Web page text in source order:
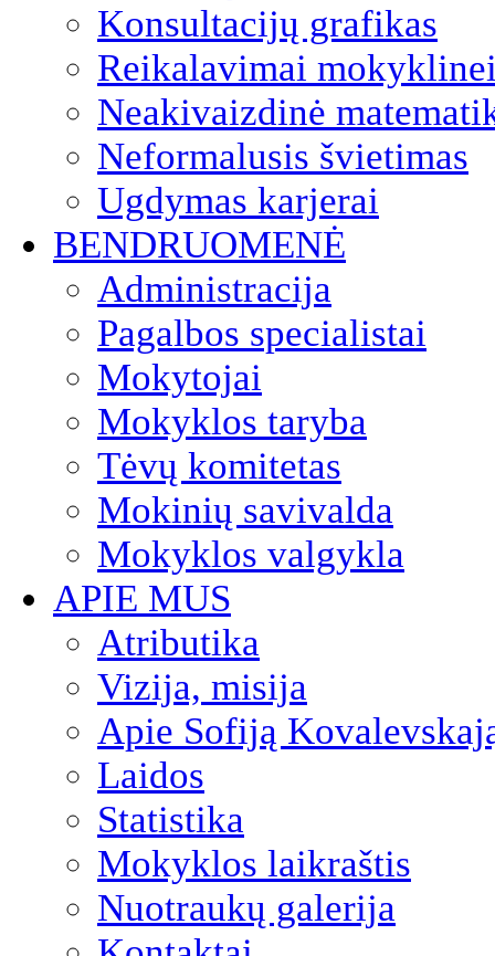
Konsultacijų grafikas
Reikalavimai
Neakivaizdinė
Neformalusis švietimas
Ugdymas karjerai
BENDRUOMENĖ
Administracija
Pagalbos specialistai
Mokytojai
Mokyklos taryba
Tėvų komitetas
Mokinių savivalda
Mokyklos valgykla
APIE MUS
Atributika
Vizija, misija
Apie Sofiją
Laidos
Statistika
Mokyklos laikraštis
Nuotraukų galerija